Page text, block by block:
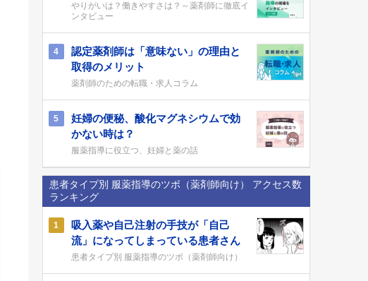
やりがいは？働きやすさは？～薬剤師に徹底イ
ンタビュー
4
認定薬剤師は「意味ない」の理由と
取得のメリット
薬剤師のための転職・求人コラム
5
妊婦の便秘、酸化マグネシウムで効
かない時は？
服薬指導に役立つ、妊婦と薬の話
患者タイプ別 服薬指導のツボ（薬剤師向け） アクセス数
ランキング
1
吸入薬や自己注射の手技が「自己
流」になってしまっている患者さん
患者タイプ別 服薬指導のツボ（薬剤師向け）